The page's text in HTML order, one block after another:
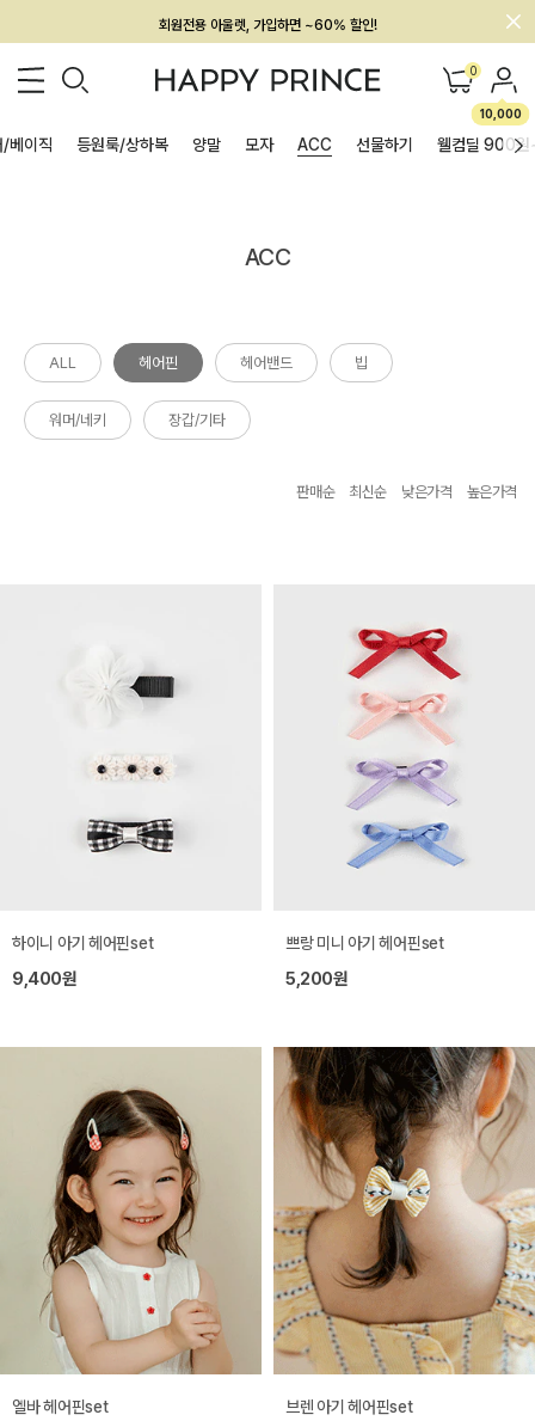
회원전용 아울렛, 가입하면 ~60% 할인!
멤버십 최대 28,000원 혜택 0
10,000
/베이직 등원룩/상하복 양말 모자 ACC 선물하기 웰컴딜 900원
ACC
ALL 헤어핀 헤어밴드 빕
워머/네키 장갑/기타
판매순 최신순 낮은가격 높은가격
하이니 아기 헤어핀set
9,400원
쁘랑 미니 아기 헤어핀set
5,200원
엘바 헤어핀set 브렌 아기 헤어핀set